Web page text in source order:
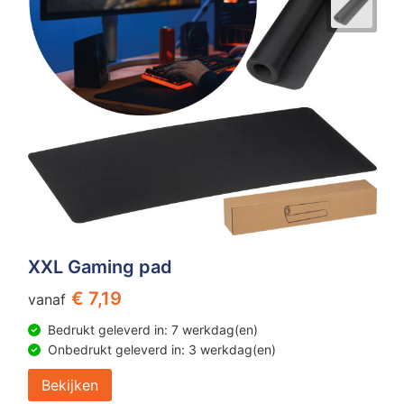
XXL Gaming pad
vanaf € 7,19
Bedrukt geleverd in: 7 werkdag(en)
Onbedrukt geleverd in: 3 werkdag(en)
Bekijken